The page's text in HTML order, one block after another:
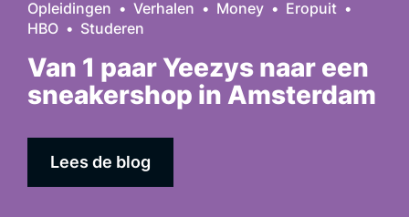
Opleidingen Verhalen Money
Eropuit
HBO
Studeren
Van 1 paar Yeezys naar een
sneakershop in Amsterdam
Lees de blog